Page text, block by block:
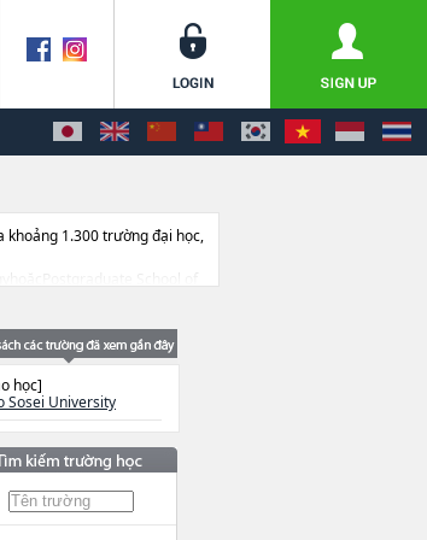
khoảng 1.300 trường đại học,
School of
học]
Sosei University